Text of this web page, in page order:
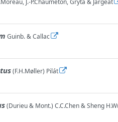
J.-P.Chaumeton, Gryta & Jargeat
Guinb. & Callac
(F.H.Møller) Pilát
(Durieu & Mont.) C.C.Chen & Sheng